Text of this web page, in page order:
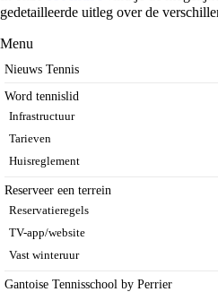
gedetailleerde uitleg over de
Menu
Nieuws Tennis
Word tennislid
Infrastructuur
Tarieven
Huisreglement
Reserveer een terrein
Reservatieregels
TV-app/website
Vast winteruur
Gantoise Tennisschool by Perrier